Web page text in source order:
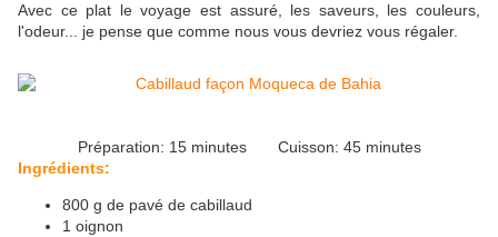
Avec ce plat le voyage est assuré, les saveurs, les couleurs,
l'odeur... je pense que comme nous vous devriez vous régaler.
Préparation: 15 minutes Cuisson: 45 minutes
Ingrédients:
800 g de pavé de cabillaud
1 oignon